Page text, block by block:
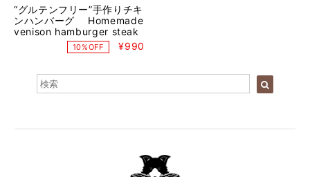
“グルテンフリー”手作りチキ
ンハンバーグ Homemade
venison hamburger steak
10%OFF ¥990